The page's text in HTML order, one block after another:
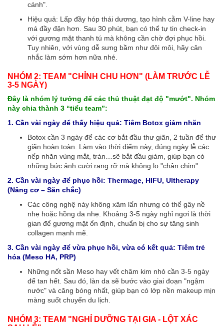
cánh".
Hiệu quả: Lấp đầy hóp thái dương, tạo hình cằm V-line hay
má đầy đặn hơn. Sau 30 phút, bạn có thể tự tin check-in
với gương mặt thanh tú mà không cần chờ đợi phục hồi.
Tuy nhiên, với vùng dễ sưng bầm như đôi môi, hãy cân
nhắc làm sớm hơn nữa nhé.
NHÓM 2: TEAM "CHỈNH CHU HƠN" (LÀM TRƯỚC LỄ
3-5 NGÀY)
Đây là nhóm lý tưởng để các thủ thuật đạt độ "mướt". Nhóm
này chia thành 3 “tiểu team”:
1. Cần vài ngày để thấy hiệu quả: Tiêm Botox giảm nhăn
Botox cần 3 ngày để các cơ bắt đầu thư giãn, 2 tuần để thư
giãn hoàn toàn. Làm vào thời điểm này, đúng ngày lễ các
nếp nhăn vùng mắt, trán…sẽ bắt đầu giảm, giúp bạn có
những bức ảnh cười rạng rỡ mà không lo "chân chim".
2. Cần vài ngày để phục hồi: Thermage, HIFU, Ultherapy
(Nâng cơ – Săn chắc)
Các công nghệ này không xâm lấn nhưng có thể gây nề
nhẹ hoặc hồng da nhẹ. Khoảng 3-5 ngày nghỉ ngơi là thời
gian để gương mặt ổn định, chuẩn bị cho sự tăng sinh
collagen mạnh mẽ.
3. Cần vài ngày để vừa phục hồi, vừa có kết quả: Tiêm trẻ
hóa (Meso HA, PRP)
Những nốt sần Meso hay vết châm kim nhỏ cần 3-5 ngày
để tan hết. Sau đó, làn da sẽ bước vào giai đoạn "ngậm
nước" và căng bóng nhất, giúp bạn có lớp nền makeup mịn
màng suốt chuyến du lịch.
NHÓM 3: TEAM "NGHỈ DƯỠNG TẠI GIA - LỘT XÁC